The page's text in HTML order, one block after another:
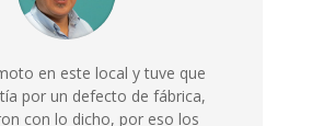
en este local y tuve que
por un defecto de fábrica,
con lo dicho, por eso los